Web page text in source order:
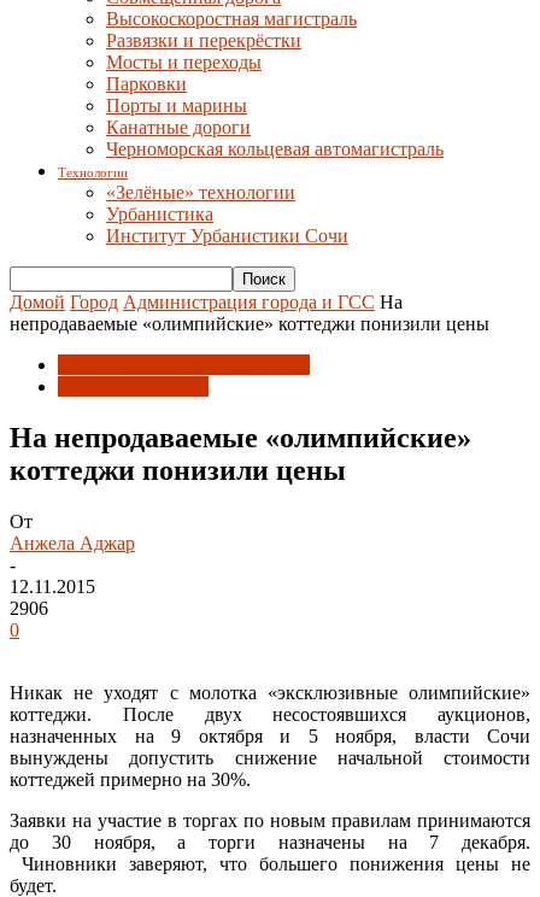
Высокоскоростная магистраль
Развязки и перекрёстки
Мосты и переходы
Парковки
Порты и марины
Канатные дороги
Черноморская кольцевая автомагистраль
Технологии
«Зелёные» технологии
Урбанистика
Институт Урбанистики Сочи
Домой Город Администрация города и ГСС На
непродаваемые «олимпийские» коттеджи понизили цены
На непродаваемые «олимпийские»
коттеджи понизили цены
От
Анжела Аджар
-
12.11.2015
2906
0
Никак не уходят с молотка «эксклюзивные олимпийские»
коттеджи. После двух несостоявшихся аукционов,
назначенных на 9 октября и 5 ноября, власти Сочи
вынуждены допустить снижение начальной стоимости
коттеджей примерно на 30%.
Заявки на участие в торгах по новым правилам принимаются
до 30 ноября, а торги назначены на 7 декабря.
Чиновники заверяют, что большего понижения цены не
будет.